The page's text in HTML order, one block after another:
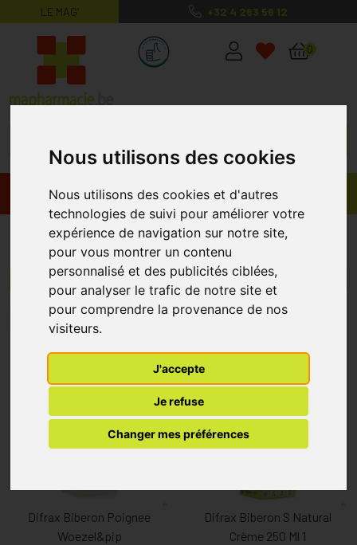
Nous utilisons des cookies
Nous utilisons des cookies et d'autres
technologies de suivi pour améliorer votre
expérience de navigation sur notre site,
pour vous montrer un contenu
personnalisé et des publicités ciblées,
pour analyser le trafic de notre site et
pour comprendre la provenance de nos
visiteurs.
J'accepte
Je refuse
Changer mes préférences
LE MAG’ +32 4 263 56 12
MaPharmacie.be ma santé, mes
0
Promos Produits
Difrax
Menu/Filtres
Difrax Biberon Poignee
Woezel&pip
Difrax Biberon S Natural
Crème 250 Ml 1